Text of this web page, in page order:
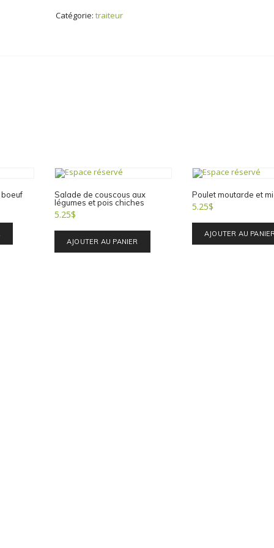
Catégorie:traiteur
Salade de couscous aux
légumes et pois chiches
5.25$
AJOUTER AU PANIER
Poulet moutarde et
5.25$
AJOUTER AU